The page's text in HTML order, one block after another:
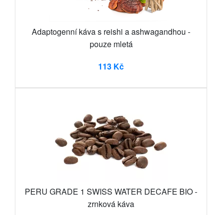
Adaptogenní káva s reishi a ashwagandhou -
pouze mletá
113 Kč
PERU GRADE 1 SWISS WATER DECAFE BIO -
zrnková káva